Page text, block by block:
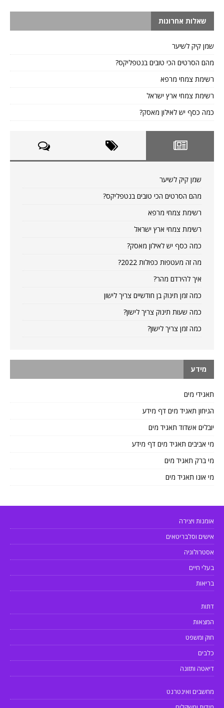
שאלות אחרונות
שמן קיק לשיער
מהם הסרטים הכי טובים בנטפליקס?
רשימת צמחי מרפא
רשימת צמחי ארץ ישראל
כמה כסף יש לאילון מאסק?
שמן קיק לשיער
מהם הסרטים הכי טובים בנטפליקס?
רשימת צמחי מרפא
רשימת צמחי ארץ ישראל
כמה כסף יש לאילון מאסק?
מה זה מעטפות כפולות 2022?
איך להירדם מהר?
כמה זמן תינוק בן חודשיים צריך לישון
כמה שעות תינוק צריך לישון?
כמה זמן צריך לישון?
מידע
תאגידי מים
הגיחון תאגיד מים דף מידע
יובלים אשדוד תאגיד מים
מי אביבים תאגיד מים דף מידע
מי ברק תאגיד מים
מי אונו תאגיד מים
אומנות ויצירה
אישים וסלבריטאים
אסטרולוגיה
בעלי חיים
בריאות
דתות
המצאות
חוק ומשפט
כלבים
דיאטה ותזונה
מחשבים ואינטרנט